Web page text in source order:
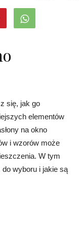
się, jak go
elementów
na okno
i wzorów może
W tym
wyboru i jakie są